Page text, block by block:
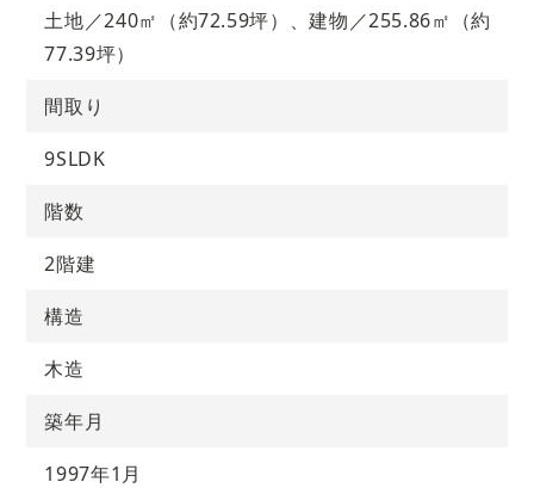
土地／240㎡（約72.59坪）、建物／255.86㎡（約
77.39坪）
間取り
9SLDK
階数
2階建
構造
木造
築年月
1997年1月